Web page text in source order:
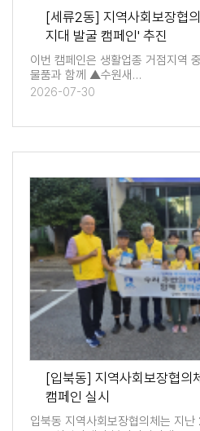
[세류2동] 지역사회보장협
지대 발굴 캠페인' 추진
이번 캠페인은 생활업종 거점지역
물품과 함께 ▲수원새…
2026-07-30
[입북동] 지역사회보장협의
캠페인 실시
입북동 지역사회보장협의체는 지